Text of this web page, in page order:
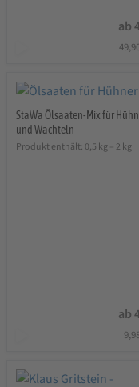
ab
StaWa Ölsaaten-Mix für
und Wachteln
Produkt enthält: 0,5 kg – 2 kg
ab